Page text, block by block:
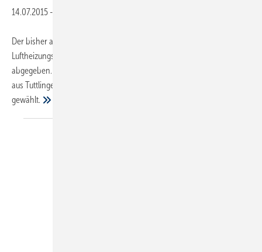
14.07.2015 -
Der bisher amtierende Obermeister der Kachelofen- und
Luftheizungsbauer-Innung Rottweil, Paul Adis, hat sein Amt
abgegeben. Er wurde zum Ehrenobermeister ernannt. Markus Ruoff
aus Tuttlingen wurde zum neuen Obermeister
gewählt.